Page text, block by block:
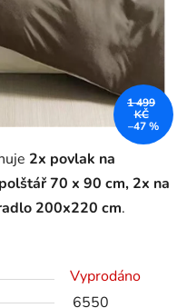
2x povlak na
70 x 90 cm, 2x na
200x220 cm.
Vyprodáno
6550
1 499
KČ
–47 %